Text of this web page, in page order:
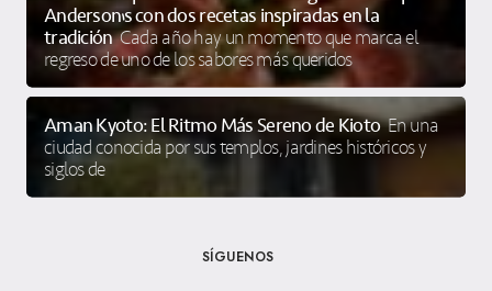
Anderson’s con dos recetas inspiradas en la
tradición Cada año hay un momento que marca el
regreso de uno de los sabores más queridos
Aman Kyoto: El Ritmo Más Sereno de Kioto En una
ciudad conocida por sus templos, jardines históricos y
siglos de
SÍGUENOS